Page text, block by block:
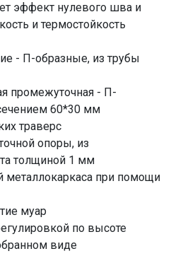
эффект нулевого шва и
и термостойкость
- П-образные, из трубы
промежуточная - П-
60*30 мм
траверс
опоры, из
толщиной 1 мм
металлокаркаса при помощи
муар
по высоте
виде